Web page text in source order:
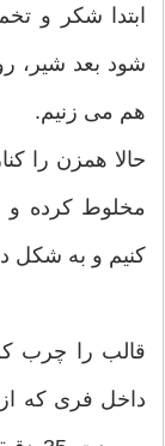
ابتدا شكر و
شود بعد شير،
هم می زنيم.
حالا همزن را
مخلوط كرده و
كنيم و به شكل
قالب را چرب